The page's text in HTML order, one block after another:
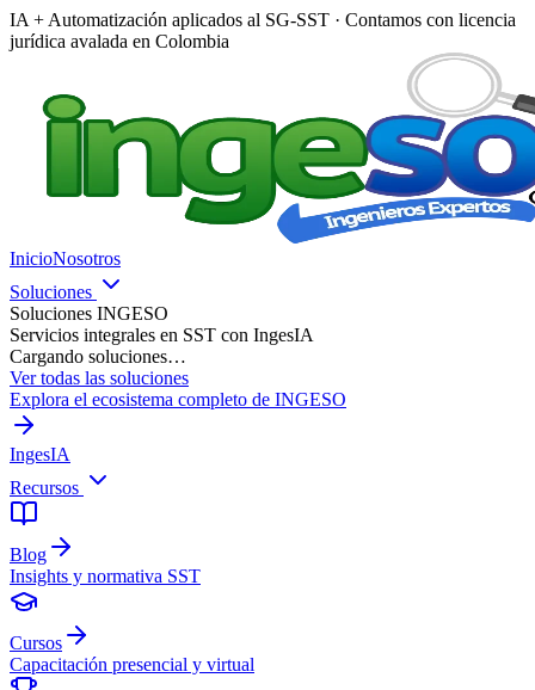
IA + Automatización aplicados al SG-SST · Contamos con licencia
jurídica avalada en Colombia
InicioNosotros
Soluciones
Soluciones INGESO
Servicios integrales en SST con IngesIA
Cargando soluciones…
Ver todas las soluciones
Explora el ecosistema completo de INGESO
IngesIA
Recursos
Blog
Insights y normativa SST
Cursos
Capacitación presencial y virtual